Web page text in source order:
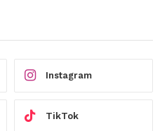
Instagram
TikTok